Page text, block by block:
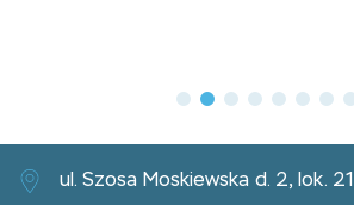
ul. Szosa Moskiewska d. 2, lok. 21